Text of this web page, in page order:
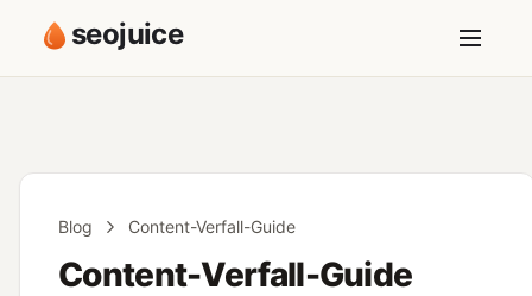
seojuice
Blog Content-Verfall-Guide
Content-Verfall-Guide